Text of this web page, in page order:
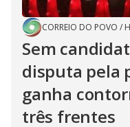
CORREIO DO POVO /
Sem
disputa pela
ganha
três frentes